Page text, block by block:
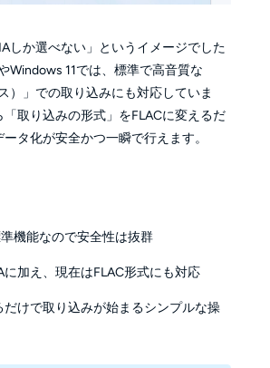
しか選べない」というイメージでした
Windows 11では、標準で高音質な
）」での取り込みにも対応していま
取り込みの形式」をFLACに変えるだ
タ化が安全かつ一瞬で行えます。
機能なので安全性は抜群
に加え、現在はFLAC形式にも対応
だけで取り込みが始まるシンプルな操